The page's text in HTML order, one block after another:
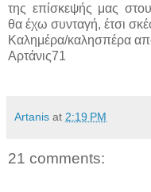
της επίσκεψής μας
θα έχω συνταγή, έτσι
Καλημέρα/καλησπέρα
Αρτάνις71
Artanis at 2:19 PM
21 comments: